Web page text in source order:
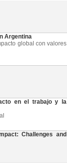
Argentina
global con valores
en el trabajo y la
Challenges and